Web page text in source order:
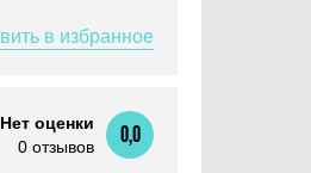
Нет оценки
0 отзывов
0,0